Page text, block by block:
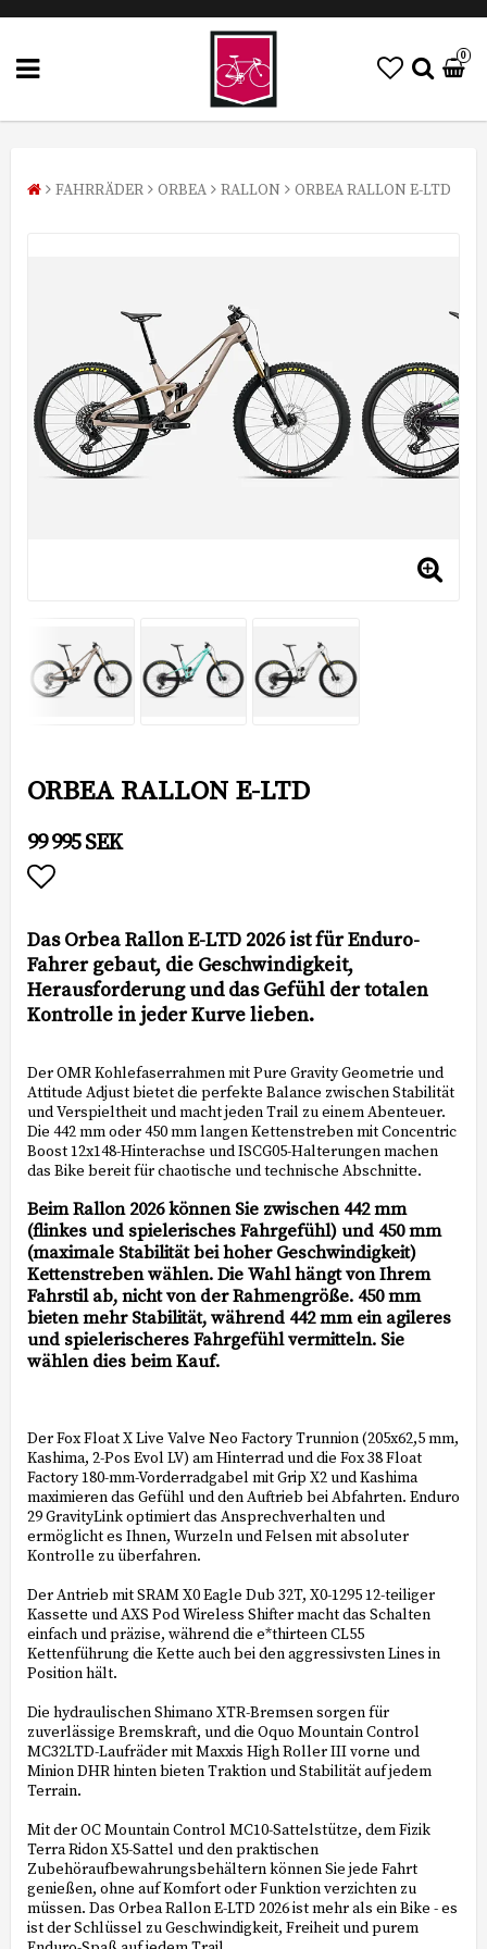
0
FAHRRÄDER ORBEA RALLON ORBEA RALLON E-LTD
ORBEA RALLON E-LTD
99 995 SEK
Das Orbea Rallon E-LTD 2026 ist für Enduro-
Fahrer gebaut, die Geschwindigkeit,
Herausforderung und das Gefühl der totalen
Kontrolle in jeder Kurve lieben.
Der OMR Kohlefaserrahmen mit Pure Gravity Geometrie und
Attitude Adjust bietet die perfekte Balance zwischen Stabilität
und Verspieltheit und macht jeden Trail zu einem Abenteuer.
Die 442 mm oder 450 mm langen Kettenstreben mit Concentric
Boost 12x148-Hinterachse und ISCG05-Halterungen machen
Beim Rallon 2026 können Sie zwischen 442 mm
(flinkes und spielerisches Fahrgefühl) und 450 mm
(maximale Stabilität bei hoher Geschwindigkeit)
Kettenstreben wählen. Die Wahl hängt von Ihrem
Fahrstil ab, nicht von der Rahmengröße. 450 mm
bieten mehr Stabilität, während 442 mm ein agileres
und spielerischeres Fahrgefühl vermitteln. Sie
wählen dies beim Kauf.
Der Fox Float X Live Valve Neo Factory Trunnion (205x62,5 mm,
Kashima, 2-Pos Evol LV) am Hinterrad und die Fox 38 Float
Factory 180-mm-Vorderradgabel mit Grip X2 und Kashima
maximieren das Gefühl und den Auftrieb bei Abfahrten. Enduro
29 GravityLink optimiert das Ansprechverhalten und
ermöglicht es Ihnen, Wurzeln und Felsen mit absoluter
Kontrolle zu überfahren.
Der Antrieb mit SRAM X0 Eagle Dub 32T, X0-1295 12-teiliger
Kassette und AXS Pod Wireless Shifter macht das Schalten
einfach und präzise, während die e*thirteen CL55
Kettenführung die Kette auch bei den aggressivsten Lines in
Position hält.
Die hydraulischen Shimano XTR-Bremsen sorgen für
zuverlässige Bremskraft, und die Oquo Mountain Control
MC32LTD-Laufräder mit Maxxis High Roller III vorne und
Minion DHR hinten bieten Traktion und Stabilität auf jedem
Terrain.
Mit der OC Mountain Control MC10-Sattelstütze, dem Fizik
Terra Ridon X5-Sattel und den praktischen
Zubehöraufbewahrungsbehältern können Sie jede Fahrt
genießen, ohne auf Komfort oder Funktion verzichten zu
müssen. Das Orbea Rallon E-LTD 2026 ist mehr als ein Bike - es
ist der Schlüssel zu Geschwindigkeit, Freiheit und purem